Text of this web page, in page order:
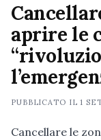
aprire le
PUBBLICATO IL1
Cancellare le